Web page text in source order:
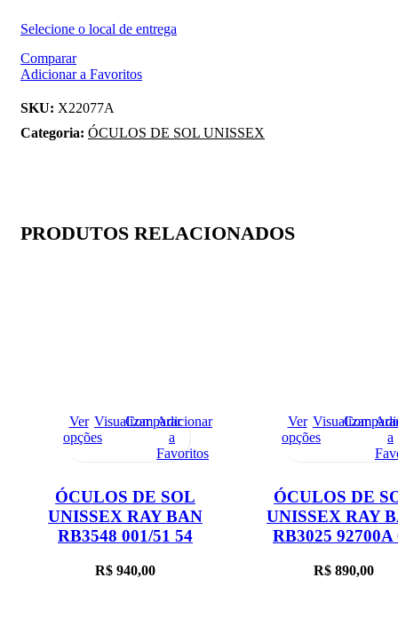
Selecione o local de entrega
Comparar
Adicionar a Favoritos
SKU: X22077A
Categoria: ÓCULOS DE SOL UNISSEX
PRODUTOS RELACIONADOS
Ver
opções
VisualizarCompararAdicionar
a
Favoritos
ÓCULOS DE SOL
UNISSEX RAY BAN
RB3548 001/51 54
R$ 940,00
Ver
opções
Visualizar
a
ÓCULOS DE
UNISSEX RAY
RB3025 92700A
R$ 890,00